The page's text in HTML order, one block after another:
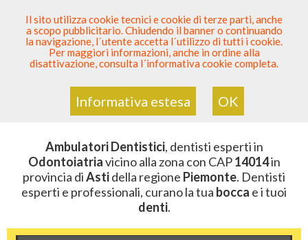
SEI DENTISTA? PARTECIPA
Sei QuiElenco Dentista Sicuro > Odontoiatria>
Ambulatori Dentistici>Piemonte>Asti>CAP 14014
ZONA CON CAP 14014
Ambulatori Dentistici, dentisti esperti in
Odontoiatriavicino alla zona con CAP14014in
provincia diAstidella regione Piemonte. Dentisti
esperti e professionali, curano la tua bocca e i tuoi
denti.
Il sito utilizza cookie tecnici e cookie di terze parti, anche
a scopo pubblicitario. Chiudendo il banner o continuando
la navigazione, l´utente accetta l´utilizzo di tutti i cookie.
Per maggiori informazioni, anche in ordine alla
disattivazione, consulta l´informativa cookie completa.
Informativa estesa OK